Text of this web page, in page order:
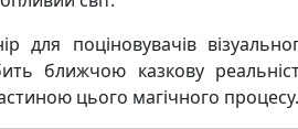
поціновувачів
ближчою казкову
цього магічного процесу.